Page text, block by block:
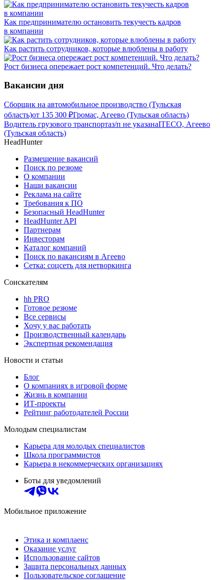
Как предпринимателю остановить текучесть кадров
в компании
Как растить сотрудников, которые влюблены в работу
Рост бизнеса опережает рост компетенций. Что делать?
Вакансии дня
Сборщик на автомобильное производство (Тульская
область)от 135 300 ₽Громас, Агеево (Тульская область)
Водитель грузового транспортаз/п не указанаITECO, Агеево
(Тульская область)
HeadHunter
Размещение вакансий
Поиск по резюме
О компании
Наши вакансии
Реклама на сайте
Требования к ПО
Безопасный HeadHunter
HeadHunter API
Партнерам
Инвесторам
Каталог компаний
Поиск по вакансиям в Агеево
Сетка: соцсеть для нетворкинга
Соискателям
hh PRO
Готовое резюме
Все сервисы
Хочу у вас работать
Производственный календарь
Экспертная рекомендация
Новости и статьи
Блог
О компаниях в игровой форме
Жизнь в компании
ИТ-проекты
Рейтинг работодателей России
Молодым специалистам
Карьера для молодых специалистов
Школа программистов
Карьера в некоммерческих организациях
Боты для уведомлений
Мобильное приложение
Этика и комплаенс
Оказание услуг
Использование сайтов
Защита персональных данных
Пользовательское соглашение